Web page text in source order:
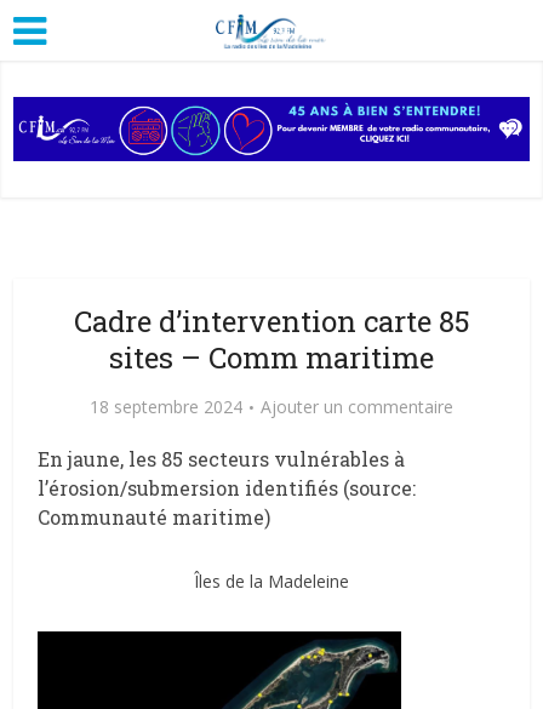
Cadre d’intervention carte 85
sites – Comm maritime
18 septembre 2024 Ajouter un commentaire
En jaune, les 85 secteurs vulnérables à
l’érosion/submersion identifiés (source:
Communauté maritime)
Îles de la Madeleine